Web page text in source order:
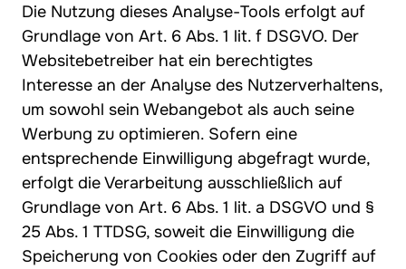
Die Nutzung dieses Analyse-Tools erfolgt auf
Grundlage von Art. 6 Abs. 1 lit. f DSGVO. Der
Websitebetreiber hat ein berechtigtes
Interesse an der Analyse des Nutzerverhaltens,
um sowohl sein Webangebot als auch seine
Werbung zu optimieren. Sofern eine
entsprechende Einwilligung abgefragt wurde,
erfolgt die Verarbeitung ausschließlich auf
Grundlage von Art. 6 Abs. 1 lit. a DSGVO und §
25 Abs. 1 TTDSG, soweit die Einwilligung die
Speicherung von Cookies oder den Zugriff auf